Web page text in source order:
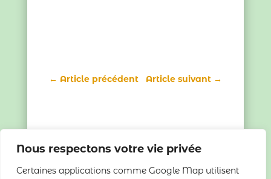
Nous respectons votre vie privée
Certaines applications comme Google Map utilisent
← Article précédent Article suivant →